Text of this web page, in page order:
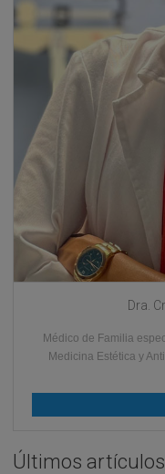
Dra.
Médico de Familia
Medicina Estética y
Últimos